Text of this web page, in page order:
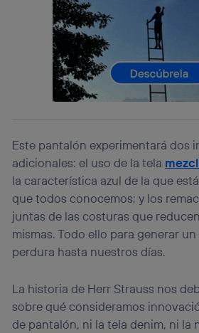
Este pantalón experimentará dos
adicionales: el uso de la tela
la característica azul de la que
que todos conocemos; y los
juntas de las costuras que
mismas. Todo ello para generar
perdura hasta nuestros días.
La historia de Herr Strauss nos
sobre qué consideramos
de pantalón, ni la tela denim, ni la
el marketing o análisis se realizará
actividades de navegación de los
que hayan dado su consentimiento.
Si utilizasdatos móviles, el
personalizado, ya que se basará
navegación del usuario del móvil.
Puedes gestionar los
“Administrar Utiq” en la parte inferior
(“consenthub”). Para más
la política de privacidad de Utiq.